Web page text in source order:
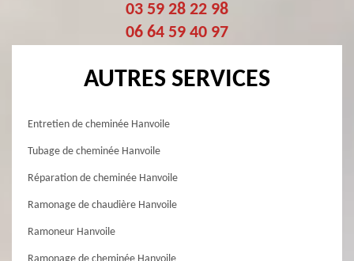
03 59 28 22 98
06 64 59 40 97
AUTRES SERVICES
Entretien de cheminée Hanvoile
Tubage de cheminée Hanvoile
Réparation de cheminée Hanvoile
Ramonage de chaudière Hanvoile
Ramoneur Hanvoile